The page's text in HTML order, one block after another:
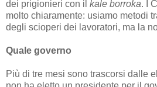
dei prigionieri con il kale borroka.
I
molto chiaramente: usiamo metodi
degli scioperi dei lavoratori, ma la
Quale governo
Più di tre mesi sono trascorsi dalle